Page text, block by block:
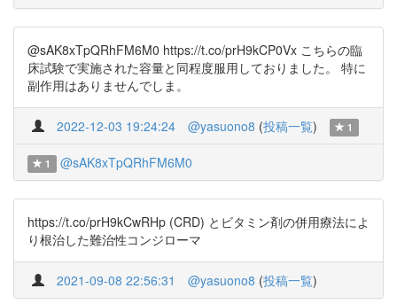
@sAK8xTpQRhFM6M0 https://t.co/prH9kCP0Vx こちらの臨
床試験で実施された容量と同程度服用しておりました。 特に
副作用はありませんでしま。
2022-12-03 19:24:24 @yasuono8 (投稿一覧) 1
1 @sAK8xTpQRhFM6M0
https://t.co/prH9kCwRHp (CRD) とビタミン剤の併用療法によ
り根治した難治性コンジローマ
2021-09-08 22:56:31 @yasuono8 (投稿一覧)